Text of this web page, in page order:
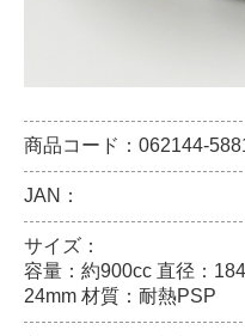
商品コード：062144-
JAN：
サイズ：
容量：約900cc 直径：
24mm 材質：耐熱PSP